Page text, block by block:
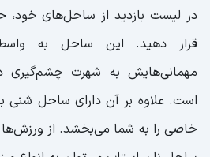
در لیست بازدید از ساحل‌های خود،
قرار دهید. این ساحل به
مهمانی‌هایش به شهرت چشم‌گیری
است. علاوه بر آن دارای ساحل شنی
خاصی را به شما می‌بخشد. از